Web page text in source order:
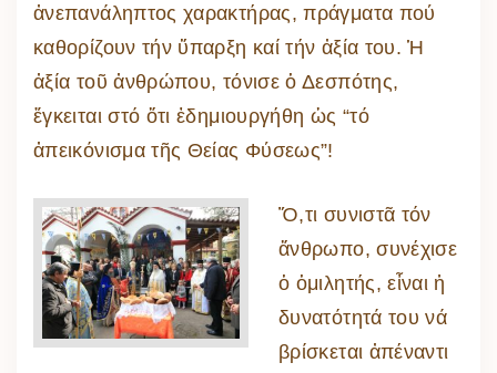
ἀνεπανάληπτος χαρακτήρας, πράγματα πού
καθορίζουν τήν ὕπαρξη καί τήν ἀξία του. Ἡ
ἀξία τοῦ ἀνθρώπου, τόνισε ὁ Δεσπότης,
ἔγκειται στό ὅτι ἐδημιουργήθη ὡς “τό
ἀπεικόνισμα τῆς Θείας Φύσεως”!
Ὅ,τι συνιστᾶ τόν
ἄνθρωπο, συνέχισε
ὁ ὁμιλητής, εἶναι ἡ
δυνατότητά του νά
βρίσκεται ἀπέναντι